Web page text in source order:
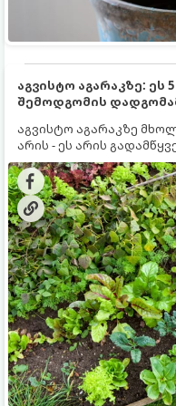
აგვისტო აგარაკზე: ეს
შემოდგომის
აგვისტო აგარაკზე
არის - ეს არის
ეყრება მომავალი
შემოდგომა-ზამთრის
ნიადაგმა ენერგია
ზამთარს გაუძლონ,
მნიშვნელოვანი